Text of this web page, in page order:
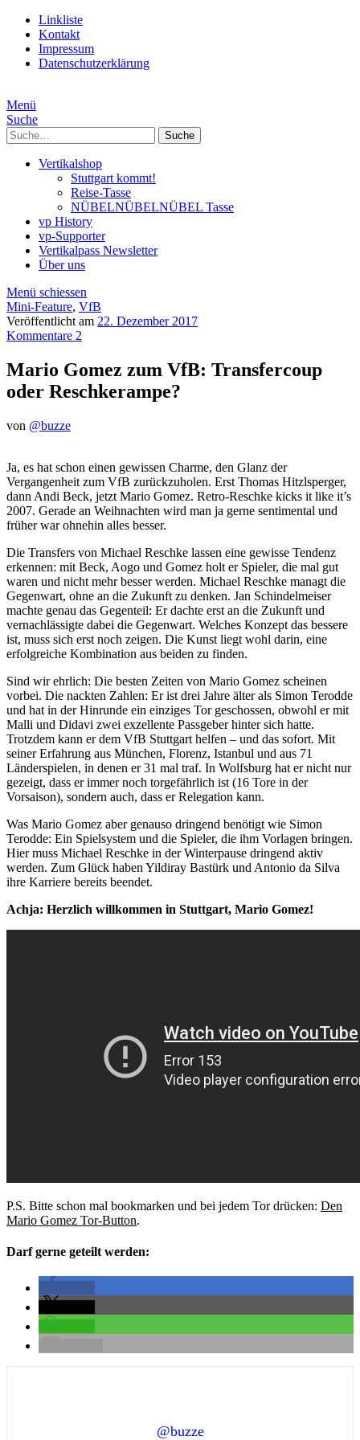
Linkliste
Kontakt
Impressum
Datenschutzerklärung
Menü
Suche
Suche
Vertikalshop
Stuttgart kommt!
Reise-Tasse
NÜBELNÜBELNÜBEL Tasse
vp History
vp-Supporter
Vertikalpass Newsletter
Über uns
Menü schiessen
Mini-Feature, VfB
Veröffentlicht am 22. Dezember 2017
Kommentare 2
Mario Gomez zum VfB: Transfercoup
oder Reschkerampe?
von @buzze
Ja, es hat schon einen gewissen Charme, den Glanz der
Vergangenheit zum VfB zurückzuholen. Erst Thomas Hitzlsperger,
dann Andi Beck, jetzt Mario Gomez. Retro-Reschke kicks it like it’s
2007. Gerade an Weihnachten wird man ja gerne sentimental und
früher war ohnehin alles besser.
Die Transfers von Michael Reschke lassen eine gewisse Tendenz
erkennen: mit Beck, Aogo und Gomez holt er Spieler, die mal gut
waren und nicht mehr besser werden. Michael Reschke managt die
Gegenwart, ohne an die Zukunft zu denken. Jan Schindelmeiser
machte genau das Gegenteil: Er dachte erst an die Zukunft und
vernachlässigte dabei die Gegenwart. Welches Konzept das bessere
ist, muss sich erst noch zeigen. Die Kunst liegt wohl darin, eine
erfolgreiche Kombination aus beiden zu finden.
Sind wir ehrlich: Die besten Zeiten von Mario Gomez scheinen
vorbei. Die nackten Zahlen: Er ist drei Jahre älter als Simon Terodde
und hat in der Hinrunde ein einziges Tor geschossen, obwohl er mit
Malli und Didavi zwei exzellente Passgeber hinter sich hatte.
Trotzdem kann er dem VfB Stuttgart helfen – und das sofort. Mit
seiner Erfahrung aus München, Florenz, Istanbul und aus 71
Länderspielen, in denen er 31 mal traf. In Wolfsburg hat er nicht nur
gezeigt, dass er immer noch torgefährlich ist (16 Tore in der
Vorsaison), sondern auch, dass er Relegation kann.
Was Mario Gomez aber genauso dringend benötigt wie Simon
Terodde: Ein Spielsystem und die Spieler, die ihm Vorlagen bringen.
Hier muss Michael Reschke in der Winterpause dringend aktiv
werden. Zum Glück haben Yildiray Bastürk und Antonio da Silva
ihre Karriere bereits beendet.
Achja: Herzlich willkommen in Stuttgart, Mario Gomez!
P.S. Bitte schon mal bookmarken und bei jedem Tor drücken: Den
Mario Gomez Tor-Button.
Darf gerne geteilt werden:
@buzze